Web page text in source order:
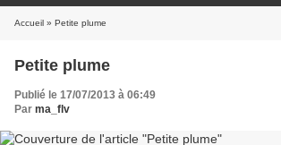
Accueil » Petite plume
Petite plume
Publié le 17/07/2013 à 06:49
Par ma_flv